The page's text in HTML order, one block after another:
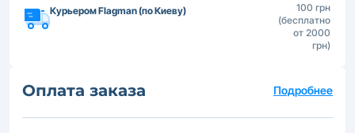
Курьером Flagman (по Киеву)
100 грн
(бесплатно
от 2000
грн)
Оплата заказа Подробнее